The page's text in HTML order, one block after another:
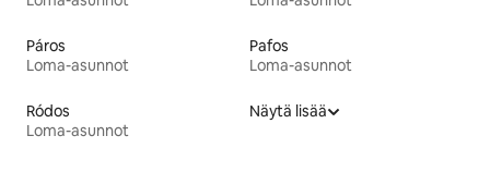
Páros
Loma-asunnot
Pafos
Loma-asunnot
Ródos
Loma-asunnot
Näytä lisää